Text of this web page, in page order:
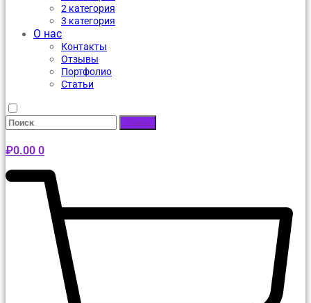
2 категория
3 категория
О нас
Контакты
Отзывы
Портфолио
Статьи
Поиск
₽0.00 0